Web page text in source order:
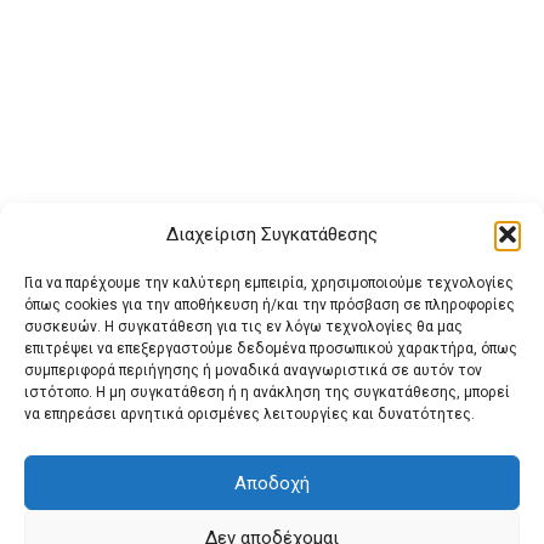
Διαχείριση Συγκατάθεσης
Για να παρέχουμε την καλύτερη εμπειρία, χρησιμοποιούμε τεχνολογίες
όπως cookies για την αποθήκευση ή/και την πρόσβαση σε πληροφορίες
συσκευών. Η συγκατάθεση για τις εν λόγω τεχνολογίες θα μας
επιτρέψει να επεξεργαστούμε δεδομένα προσωπικού χαρακτήρα, όπως
συμπεριφορά περιήγησης ή μοναδικά αναγνωριστικά σε αυτόν τον
ιστότοπο. Η μη συγκατάθεση ή η ανάκληση της συγκατάθεσης, μπορεί
να επηρεάσει αρνητικά ορισμένες λειτουργίες και δυνατότητες.
Αποδοχή
Δεν αποδέχομαι
Buy Adspace ΑΡΧΙΚΗ ΕΠΙΚΟΙΝΩΝΙΑ
ΟΡΟΙ ΧΡΗΣΗΣ